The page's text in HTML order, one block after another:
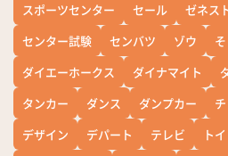
スポーツセンター
セール ゼネス
センター試験
センバツ ゾウ
ダイエーホークス
ダイナマイト
タンカー
ダンス ダンプカー
デザイン
デパート テレビ ト